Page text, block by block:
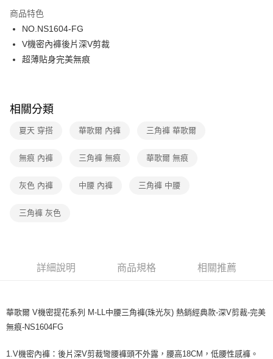
運送方式
全家取貨付款
每筆NT$80，滿NT$1,000(含以上)免運費
每筆NT$80，滿NT$1,000(含以上)免運費
7-11取貨付款
付款後7-11取貨
每筆NT$80，滿NT$1,000(含以上)免運費
每筆NT$80，滿NT$1,000(含以上)免運費
商品特色
NO.NS1604-FG
V機密內褲後片深V剪裁
超薄貼身完美無痕
相關分類
夏天 穿搭 華歌爾 內褲 三角褲 華歌爾
無痕 內褲 三角褲 無痕 華歌爾 無痕
灰色 內褲 中腰 內褲 三角褲 中腰
三角褲 灰色
詳細說明 商品規格 相關推薦
華歌爾 V機密提花系列 M-LL中腰三角褲(珠光灰) 熱銷經典款-深V剪裁-完美
無痕-NS1604FG
1.V機密內褲：後片深V剪裁彎腰褲頭不外露，腰高18CM，低腰性感褲。